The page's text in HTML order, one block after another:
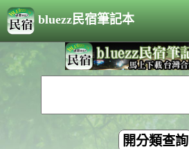
bluezz民宿筆記本
開分類查詢